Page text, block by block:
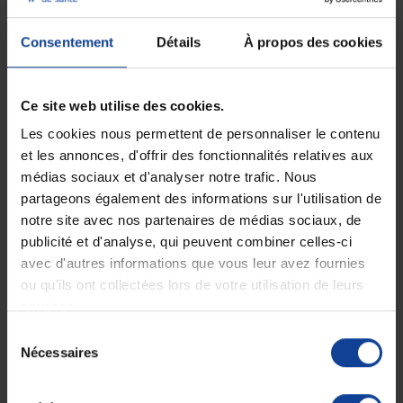
Consentement Détails À propos des cookies
Ce site web utilise des cookies.
Les cookies nous permettent de personnaliser le contenu
et les annonces, d'offrir des fonctionnalités relatives aux
médias sociaux et d'analyser notre trafic. Nous
partageons également des informations sur l'utilisation de
notre site avec nos partenaires de médias sociaux, de
publicité et d'analyse, qui peuvent combiner celles-ci
avec d'autres informations que vous leur avez fournies
ou qu'ils ont collectées lors de votre utilisation de leurs
Nécessaires
plus de temps, parcourez notre gamme dès
RUPTURE DE STOCK
Sit'Roll - Chaise garde-
robe à roulettes
EN STOCK
Chaise percée à roulettes
Cascata